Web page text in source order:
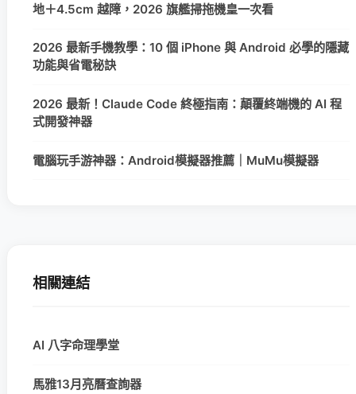
地＋4.5cm 越障，2026 旗艦掃拖機皇一次看
2026 最新手機教學：10 個 iPhone 與 Android 必學的隱藏
功能與省電秘訣
2026 最新！Claude Code 終極指南：顛覆終端機的 AI 程
式開發神器
電腦玩手游神器：Android模擬器推薦｜MuMu模擬器
相關連結
AI 八字命理學堂
馬雅13月亮曆查詢器